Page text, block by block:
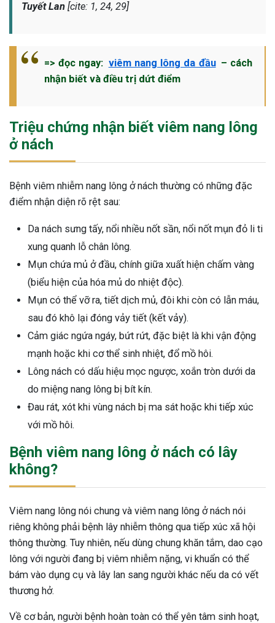
Tuyết Lan [cite: 1, 24, 29]
=> đọc ngay: viêm nang lông da đầu – cách
nhận biết và điều trị dứt điểm
Triệu chứng nhận biết viêm nang lông
ở nách
Bệnh viêm nhiễm nang lông ở nách thường có những đặc
điểm nhận diện rõ rệt sau:
Da nách sưng tấy, nổi nhiều nốt sần, nổi nốt mụn đỏ li ti
xung quanh lỗ chân lông.
Mụn chứa mủ ở đầu, chính giữa xuất hiện chấm vàng
(biểu hiện của hóa mủ do nhiệt độc).
Mụn có thể vỡ ra, tiết dịch mủ, đôi khi còn có lẫn máu,
sau đó khô lại đóng vảy tiết (kết vảy).
Cảm giác ngứa ngáy, bứt rứt, đặc biệt là khi vận động
mạnh hoặc khi cơ thể sinh nhiệt, đổ mồ hôi.
Lông nách có dấu hiệu mọc ngược, xoắn tròn dưới da
do miệng nang lông bị bít kín.
Đau rát, xót khi vùng nách bị ma sát hoặc khi tiếp xúc
với mồ hôi.
Bệnh viêm nang lông ở nách có lây
không?
Viêm nang lông nói chung và viêm nang lông ở nách nói
riêng không phải bệnh lây nhiễm thông qua tiếp xúc xã hội
thông thường. Tuy nhiên, nếu dùng chung khăn tắm, dao cạo
lông với người đang bị viêm nhiễm nặng, vi khuẩn có thể
bám vào dụng cụ và lây lan sang người khác nếu da có vết
thương hở.
Về cơ bản, người bệnh hoàn toàn có thể yên tâm sinh hoạt,